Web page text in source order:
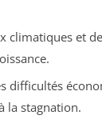
climatiques et
difficultés
la stagnation.